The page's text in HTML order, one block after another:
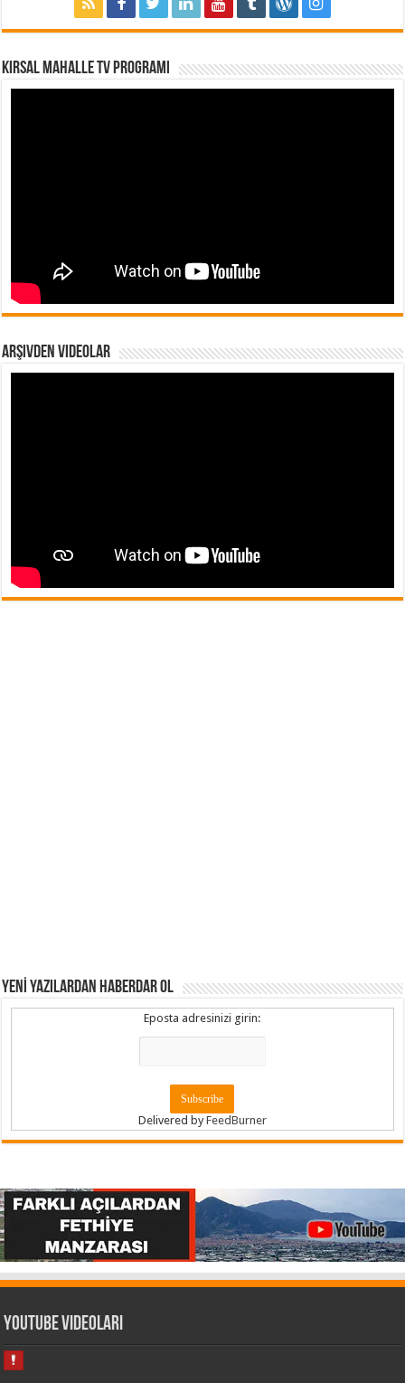
Kırsal Mahalle TV Programı
Arşivden Videolar
YENİ YAZILARDAN HABERDAR OL
Eposta adresinizi girin:
Delivered byFeedBurner
Youtube Videoları